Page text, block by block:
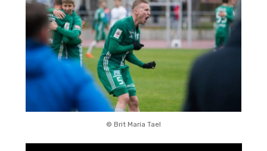
© Brit Maria Tael